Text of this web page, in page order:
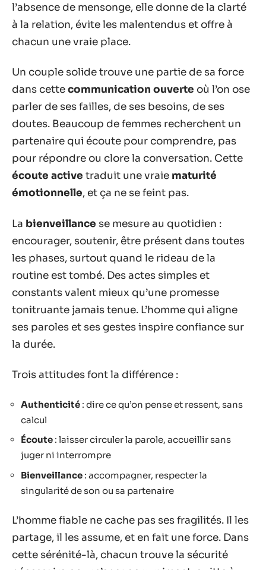
l’absence de mensonge, elle donne de la clarté
à la relation, évite les malentendus et offre à
chacun une vraie place.
Un couple solide trouve une partie de sa force
dans cettecommunication ouverte où l’on ose
parler de ses failles, de ses besoins, de ses
doutes. Beaucoup de femmes recherchent un
partenaire qui écoute pour comprendre, pas
pour répondre ou clore la conversation. Cette
écoute active traduit une vraie maturité
émotionnelle, et ça ne se feint pas.
La bienveillance se mesure au quotidien :
encourager, soutenir, être présent dans toutes
les phases, surtout quand le rideau de la
routine est tombé. Des actes simples et
constants valent mieux qu’une promesse
tonitruante jamais tenue. L’homme qui aligne
ses paroles et ses gestes inspire confiance sur
la durée.
Trois attitudes font la différence :
Authenticité : dire ce qu’on pense et ressent, sans
calcul
Écoute : laisser circuler la parole, accueillir sans
juger ni interrompre
Bienveillance : accompagner, respecter la
singularité de son ou sa partenaire
L’homme fiable ne cache pas ses fragilités. Il les
partage, il les assume, et en fait une force. Dans
cette sérénité-là, chacun trouve la sécurité